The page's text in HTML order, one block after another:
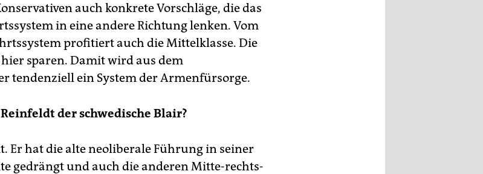
auch konkrete Vorschläge, die das
in eine andere Richtung lenken. Vom
profitiert auch die Mittelklasse. Die
sparen. Damit wird aus dem
tendenziell ein System der Armenfürsorge.
der schwedische Blair?
Er hat die alte neoliberale Führung in seiner
gedrängt und auch die anderen Mitte-rechts-